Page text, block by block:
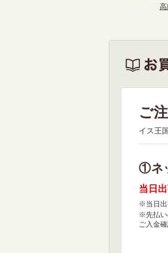
高
ご
イス王
①ネ
当日
※当日出
※先払い
ご入金